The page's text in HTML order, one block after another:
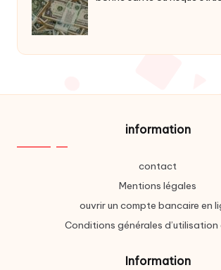
information
contact
Mentions légales
ouvrir un compte bancaire en
Conditions générales d’utilisation
Information